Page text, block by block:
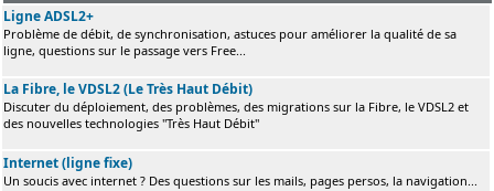
Ligne ADSL2+
Problème de débit, de synchronisation, astuces pour améliorer la qualité de sa
ligne, questions sur le passage vers Free...
La Fibre, le VDSL2 (Le Très Haut Débit)
Discuter du déploiement, des problèmes, des migrations sur la Fibre, le VDSL2 et
des nouvelles technologies "Très Haut Débit"
Internet (ligne fixe)
Un soucis avec internet ? Des questions sur les mails, pages persos, la navigation...